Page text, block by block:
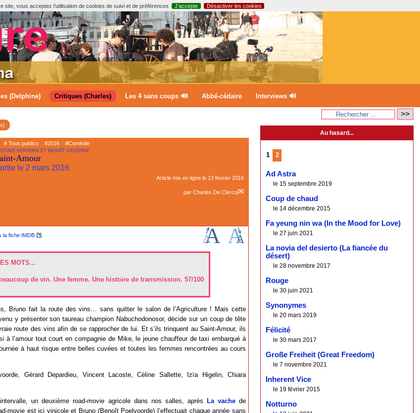
site, vous acceptez l’utilisation de cookies de suivi et de préférences J’accepte Désactiver les cookies
(Delphine) Critiques (Charles) Les 4 sans coups 🔊 Abbé-cédaire Interviews 🔊
# Tous publics #2016 #Comédie
KERVERN ET BENOÎT DELÉPINE
Amour
le 2 mars 2016
Article mis en ligne le 13 février 2016
par Charles De Clercq
MOTS...
de vin. Une femme. Une histoire de transmission. 57/100
la fiche IMDB
Bruno fait la route des vins… sans quitter le salon de l’Agriculture ! Mais cette
y présenter son taureau champion Nabuchodonosor, décide sur un coup de tête
route des vins afin de se rapprocher de lui. Et s’ils trinquent au Saint-Amour, ils
à l’amour tout court en compagnie de Mike, le jeune chauffeur de taxi embarqué à
à haut risque entre belles cuvées et toutes les femmes rencontrées au cours
Gérard Depardieu, Vincent Lacoste, Céline Sallette, Izïa Higelin, Chiara
un deuxième road-movie agricole dans nos salles, après La vachede
movie est ici vinicole et Bruno (Benoît Poelvoorde) l’effectuait chaque année sans
Au hasard...
1 2
Ad Astra
le 15 septembre 2019
Coup de chaud
le 14 décembre 2015
Fa yeung nin wa (In the Mood for Love)
le 27 juin 2021
La novia del desierto (La fiancée du
désert)
le 28 novembre 2017
Rouge
le 30 juin 2021
Synonymes
le 20 mars 2019
Félicité
le 30 mars 2017
Große Freiheit (Great Freedom)
le 7 novembre 2021
Inherent Vice
le 19 février 2015
Notturno